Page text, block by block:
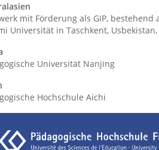
mit Förderung als GIP,
Universität in Taschkent,
Universität Nanjing
Hochschule Aichi